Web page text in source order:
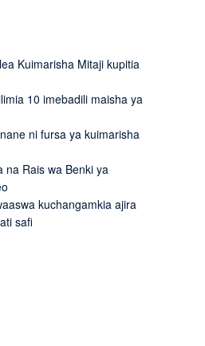
Kuimarisha Mitaji kupitia
10 imebadili maisha ya
ni fursa ya kuimarisha
na Rais wa Benki ya
kuchangamkia ajira
safi